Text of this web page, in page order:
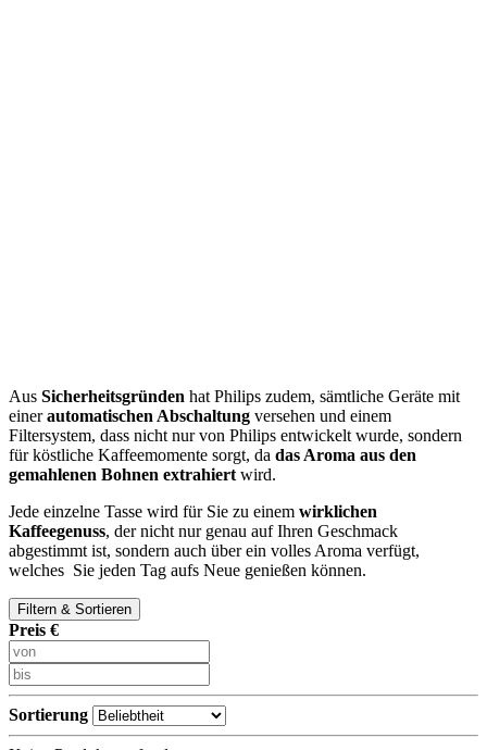
Aus Sicherheitsgründen hat Philips zudem, sämtliche Geräte mit
einerautomatischen Abschaltung versehen und einem
Filtersystem, dass nicht nur von Philips entwickelt wurde, sondern
für köstliche Kaffeemomente sorgt, da das Aroma aus den
gemahlenen Bohnen extrahiert wird.
Jede einzelne Tasse wird für Sie zu einem wirklichen
Kaffeegenuss, der nicht nur genau auf Ihren Geschmack
abgestimmt ist, sondern auch über ein volles Aroma verfügt,
welches Sie jeden Tag aufs Neue genießen können.
Filtern & Sortieren
Preis €
Sortierung